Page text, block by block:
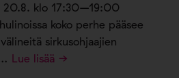
20.8. klo 17:30–19:00
koko perhe pääsee
sirkusohjaajien
Lue lisää →